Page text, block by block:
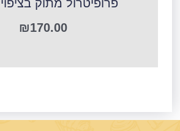
פרופיטרול מתוק
₪170.00